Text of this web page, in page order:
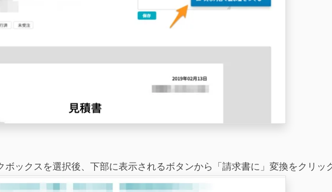
ボックスを選択後、下部に表示されるボタンから「請求書に」変換をクリッ